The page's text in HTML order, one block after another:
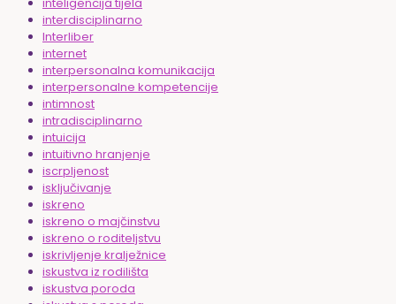
interdisciplinarno
Interliber
internet
interpersonalna komunikacija
interpersonalne kompetencije
intimnost
intradisciplinarno
intuicija
intuitivno hranjenje
iscrpljenost
isključivanje
iskreno
iskreno o majčinstvu
iskreno o roditeljstvu
iskrivljenje kralježnice
iskustva iz rodilišta
iskustva poroda